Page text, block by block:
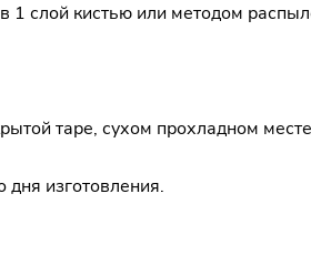
1 слой кистью или методом
таре, сухом прохладном
изготовления.